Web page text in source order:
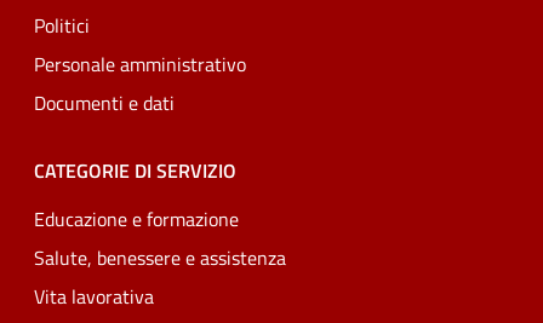
Politici
Personale amministrativo
Documenti e dati
CATEGORIE DI SERVIZIO
Educazione e formazione
Salute, benessere e assistenza
Vita lavorativa